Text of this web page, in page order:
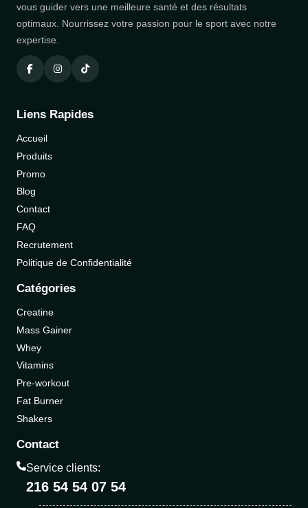
vous guider vers une meilleure santé et des résultats
optimaux. Nourrissez votre passion pour le sport avec notre
expertise.
Liens Rapides
Accueil
Produits
Promo
Blog
Contact
FAQ
Recrutement
Politique de Confidentialité
Catégories
Creatine
Mass Gainer
Whey
Vitamins
Pre-workout
Fat Burner
Shakers
Contact
Service clients:
216 54 54 07 54